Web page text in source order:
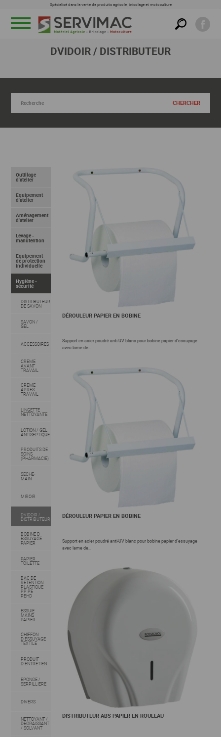
Spécialisé dans la vente de produits agricole, bricolage et motoculture
RECHERCHER DANS CETTE FAMILLE
DVIDOIR / DISTRIBUTEUR
Outillage
d'atelier
Equipement
d'atelier
Aménagement
d'atelier
Levage -
manutention
Equipement
de protection
individuelle
Hygiène -
sécurité
DISTRIBUTEUR
DE SAVON
SAVON /
GEL
ACCESSOIRES
CREME
AVANT
TRAVAIL
CREME
APRES
TRAVAIL
LINGETTE
NETTOYANTE
LOTION / GEL
ANTISEPTIQUE
PRODUITS DE
SOINS
(PHARMACIE)
SECHE-
MAIN
MIROIR
DVIDOIR /
DISTRIBUTEUR
BOBINE D'
ESSUYAGE
PAPIER
PAPIER
TOILETTE
BAC DE
RETENTION
PLASTIQUE
PP PE
PEHD
ESSUIE
MAINS
PAPIER
CHIFFON
D'ESSUYAGE
TEXTILE
PRODUIT
D'ENTRETIEN
EPONGE /
SERPILLIERE
DIVERS
NETTOYANT /
DEGRAISSANT
/ SOLVANT
DÉROULEUR PAPIER EN BOBINE
Support en acier poudré anti-UV blanc pour bobine papier d'essuyage
avec lame de...
DÉROULEUR PAPIER EN BOBINE
Support en acier poudré anti-UV blanc pour bobine papier d'essuyage
avec lame de...
DISTRIBUTEUR ABS PAPIER EN ROULEAU